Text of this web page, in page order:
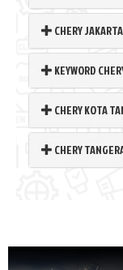
CHERY
KEYWORD
CHERY KOTA
CHERY